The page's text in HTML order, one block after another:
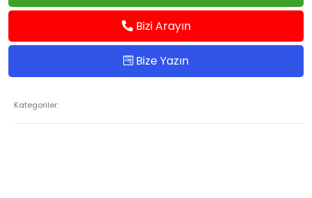
Bizi Arayın
Bize Yazın
Kategoriler: